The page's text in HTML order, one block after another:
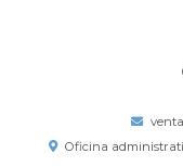
Oficina